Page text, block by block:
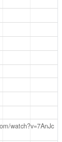
watch?v=7AnJc